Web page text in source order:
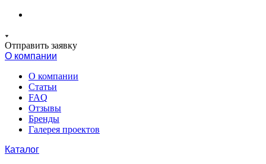
Отправить заявку
О компании
О компании
Статьи
FAQ
Отзывы
Бренды
Галерея проектов
Каталог